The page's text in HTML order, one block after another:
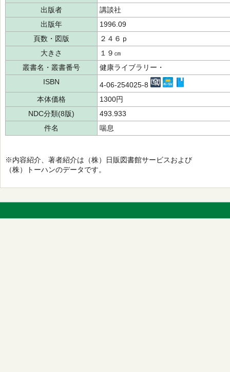
出版者
講談社
出版年
1996.09
頁数・図版
２４６ｐ
大きさ
１９㎝
叢書名・叢書番号
健康ライブラリー・
ISBN
4-06-254025-8
本体価格
1300円
NDC分類(8版)
493.933
件名
喘息
※内容紹介、著者紹介は（株）日販図書館サービスおよび
（株）トーハンのデータです。